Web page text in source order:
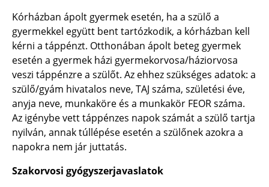
Kórházban ápolt gyermek esetén, ha a szülő a
gyermekkel együtt bent tartózkodik, a kórházban kell
kérni a táppénzt. Otthonában ápolt beteg gyermek
esetén a gyermek házi gyermekorvosa/háziorvosa
veszi táppénzre a szülőt. Az ehhez szükséges adatok: a
szülő/gyám hivatalos neve, TAJ száma, születési éve,
anyja neve, munkaköre és a munkakör FEOR száma.
Az igénybe vett táppénzes napok számát a szülő tartja
nyilván, annak túllépése esetén a szülőnek azokra a
napokra nem jár juttatás.
Szakorvosi gyógyszerjavaslatok